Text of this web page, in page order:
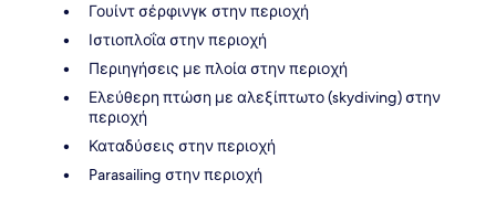
Γουίντ σέρφινγκ στην περιοχή
Ιστιοπλοΐα στην περιοχή
Περιηγήσεις με πλοία στην περιοχή
Ελεύθερη πτώση με αλεξίπτωτο (skydiving) στην
περιοχή
Καταδύσεις στην περιοχή
Parasailing στην περιοχή